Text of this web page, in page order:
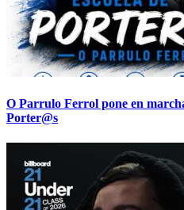
O Parrulo Ferrol pone en
Porter@s